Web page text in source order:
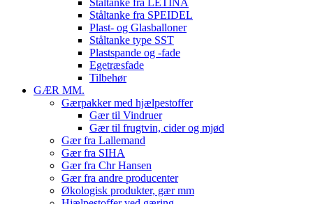
Ståltanke fra LETINA
Ståltanke fra SPEIDEL
Plast- og Glasballoner
Ståltanke type SST
Plastspande og -fade
Egetræsfade
Tilbehør
GÆR MM.
Gærpakker med hjælpestoffer
Gær til Vindruer
Gær til frugtvin, cider og mjød
Gær fra Lallemand
Gær fra SIHA
Gær fra Chr Hansen
Gær fra andre producenter
Økologisk produkter, gær mm